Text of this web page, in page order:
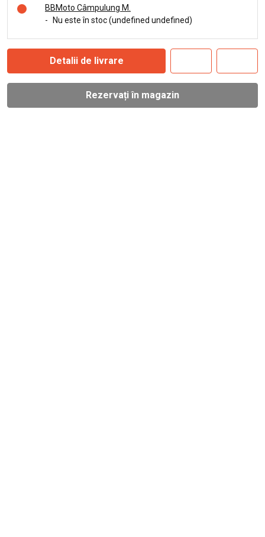
BBMoto Câmpulung M.
-
Nu este în stoc (undefined undefined)
Detalii de livrare
Rezervați în magazin